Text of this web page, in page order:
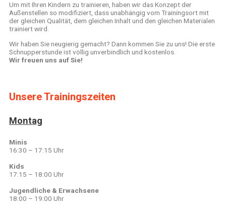
Um mit Ihren Kindern zu trainieren, haben wir das Konzept der
Außenstellen so modifiziert, dass unabhängig vom Trainingsort mit
der gleichen Qualität, dem gleichen Inhalt und den gleichen Materialen
trainiert wird.
Wir haben Sie neugierig gemacht? Dann kommen Sie zu uns! Die erste
Schnupperstunde ist völlig unverbindlich und kostenlos.
Wir freuen uns auf Sie!
Unsere Trainingszeiten
Montag
Minis
16:30 – 17:15 Uhr
Kids
17:15 – 18:00 Uhr
Jugendliche & Erwachsene
18:00 – 19:00 Uhr